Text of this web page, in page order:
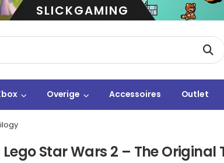
SLICKGAMING
Overige Accessoires Outlet
Lego Star Wars 2 – The Original